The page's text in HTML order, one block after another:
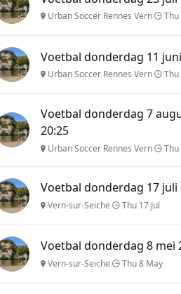
Urban Soccer Rennes Vern Thu
Voetbal donderdag 11
Urban Soccer Rennes Vern Thu
Voetbal donderdag 7
20:25
Urban Soccer Rennes Vern Thu
Voetbal donderdag 17 juli
Vern-sur-Seiche Thu 17 Jul
Voetbal donderdag 8 mei
Vern-sur-Seiche Thu 8 May